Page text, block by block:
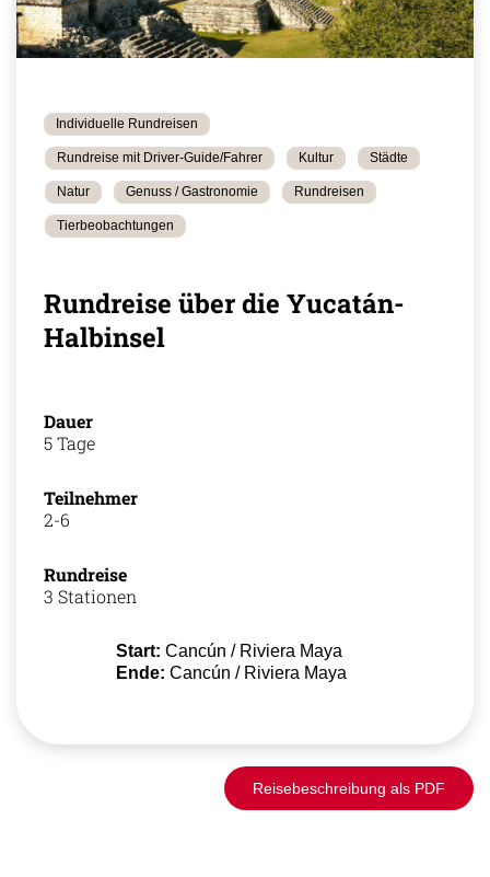
Individuelle Rundreisen
Rundreise mit Driver-Guide/Fahrer Kultur Städte
Natur Genuss / Gastronomie Rundreisen
Tierbeobachtungen
Rundreise über die Yucatán-
Halbinsel
Dauer
5 Tage
Teilnehmer
2-6
Rundreise
3 Stationen
Start: Cancún / Riviera Maya
Ende: Cancún / Riviera Maya
Reisebeschreibung als PDF